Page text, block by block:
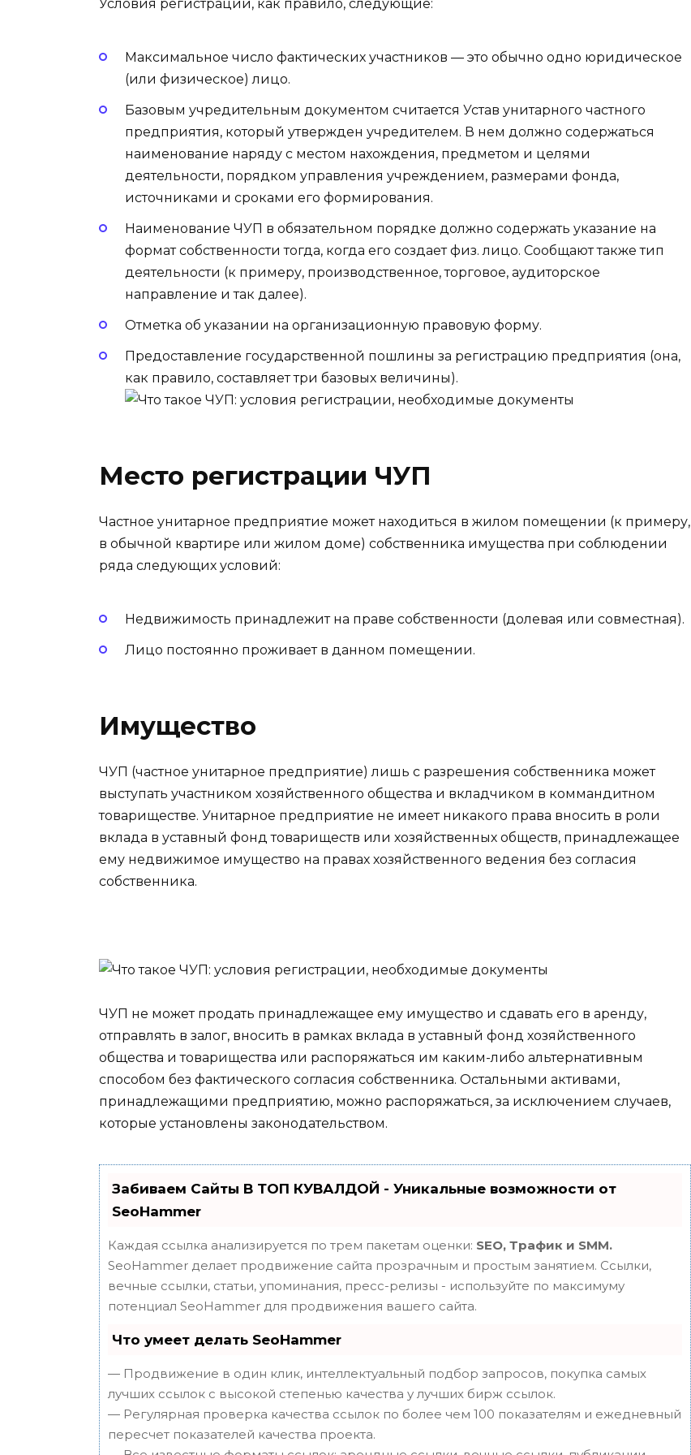
Условия регистрации, как правило, следующие:
Максимальное число фактических участников — это обычно одно юридическое
(или физическое) лицо.
Базовым учредительным документом считается Устав унитарного частного
предприятия, который утвержден учредителем. В нем должно содержаться
наименование наряду с местом нахождения, предметом и целями
деятельности, порядком управления учреждением, размерами фонда,
источниками и сроками его формирования.
Наименование ЧУП в обязательном порядке должно содержать указание на
формат собственности тогда, когда его создает физ. лицо. Сообщают также тип
деятельности (к примеру, производственное, торговое, аудиторское
направление и так далее).
Отметка об указании на организационную правовую форму.
Предоставление государственной пошлины за регистрацию предприятия (она,
как правило, составляет три базовых величины).
Место регистрации ЧУП
Частное унитарное предприятие может находиться в жилом помещении (к примеру,
в обычной квартире или жилом доме) собственника имущества при соблюдении
ряда следующих условий:
Недвижимость принадлежит на праве собственности (долевая или совместная).
Лицо постоянно проживает в данном помещении.
Имущество
ЧУП (частное унитарное предприятие) лишь с разрешения собственника может
выступать участником хозяйственного общества и вкладчиком в коммандитном
товариществе. Унитарное предприятие не имеет никакого права вносить в роли
вклада в уставный фонд товариществ или хозяйственных обществ, принадлежащее
ему недвижимое имущество на правах хозяйственного ведения без согласия
собственника.
ЧУП не может продать принадлежащее ему имущество и сдавать его в аренду,
отправлять в залог, вносить в рамках вклада в уставный фонд хозяйственного
общества и товарищества или распоряжаться им каким-либо альтернативным
способом без фактического согласия собственника. Остальными активами,
принадлежащими предприятию, можно распоряжаться, за исключением случаев,
которые установлены законодательством.
Забиваем Сайты В ТОП КУВАЛДОЙ - Уникальные возможности от
SeoHammer
Каждая ссылка анализируется по трем пакетам оценки: SEO, Трафик и SMM.
SeoHammer делает продвижение сайта прозрачным и простым занятием. Ссылки,
вечные ссылки, статьи, упоминания, пресс-релизы - используйте по максимуму
потенциал SeoHammer для продвижения вашего сайта.
Что умеет делать SeoHammer
— Продвижение в один клик, интеллектуальный подбор запросов, покупка самых
лучших ссылок с высокой степенью качества у лучших бирж ссылок.
— Регулярная проверка качества ссылок по более чем 100 показателям и ежедневный
пересчет показателей качества проекта.